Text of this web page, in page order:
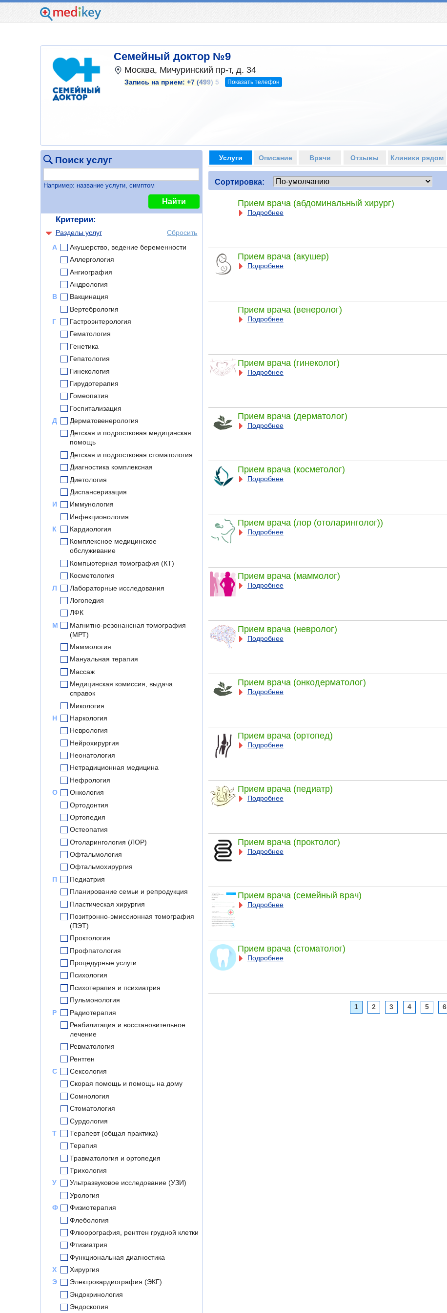
Семейный доктор №9
Москва, Мичуринский пр-т, д. 34
Запись на прием: +7 (499) 5 Показать телефон
Поиск услуг
Например: название услуги, симптом
Найти
Критерии:
Разделы услуг
Сбросить
А
Акушерство, ведение беременности
Аллергология
Ангиография
Андрология
В
Вакцинация
Вертебрология
Г
Гастроэнтерология
Гематология
Генетика
Гепатология
Гинекология
Гирудотерапия
Гомеопатия
Госпитализация
Д
Дерматовенерология
Детская и подростковая медицинская
помощь
Детская и подростковая стоматология
Диагностика комплексная
Диетология
Диспансеризация
И
Иммунология
Инфекционология
К
Кардиология
Комплексное медицинское
обслуживание
Компьютерная томография (КТ)
Косметология
Л
Лабораторные исследования
Логопедия
ЛФК
М
Магнитно-резонансная томография
(МРТ)
Маммология
Мануальная терапия
Массаж
Медицинская комиссия, выдача
справок
Микология
Н
Наркология
Неврология
Нейрохирургия
Неонатология
Нетрадиционная медицина
Нефрология
О
Онкология
Ортодонтия
Ортопедия
Остеопатия
Отоларингология (ЛОР)
Офтальмология
Офтальмохирургия
П
Педиатрия
Планирование семьи и репродукция
Пластическая хирургия
Позитронно-эмиссионная томография
(ПЭТ)
Проктология
Профпатология
Процедурные услуги
Психология
Психотерапия и психиатрия
Пульмонология
Р
Радиотерапия
Реабилитация и восстановительное
лечение
Ревматология
Рентген
С
Сексология
Скорая помощь и помощь на дому
Сомнология
Стоматология
Сурдология
Т
Терапевт (общая практика)
Терапия
Травматология и ортопедия
Трихология
У
Ультразвуковое исследование (УЗИ)
Урология
Ф
Физиотерапия
Флебология
Флюорография, рентген грудной клетки
Фтизиатрия
Функциональная диагностика
Х
Хирургия
Э
Электрокардиография (ЭКГ)
Эндокринология
Эндоскопия
Услуги Описание Врачи Отзывы Клиники рядом
Сортировка:
Прием врача (абдоминальный хирург)
Подробнее
Прием врача (акушер)
Подробнее
Прием врача (венеролог)
Подробнее
Прием врача (гинеколог)
Подробнее
Прием врача (дерматолог)
Подробнее
Прием врача (косметолог)
Подробнее
Прием врача (лор (отоларинголог))
Подробнее
Прием врача (маммолог)
Подробнее
Прием врача (невролог)
Подробнее
Прием врача (онкодерматолог)
Подробнее
Прием врача (ортопед)
Подробнее
Прием врача (педиатр)
Подробнее
Прием врача (проктолог)
Подробнее
Прием врача (семейный врач)
Подробнее
Прием врача (стоматолог)
Подробнее
1 2 3 4 5 6